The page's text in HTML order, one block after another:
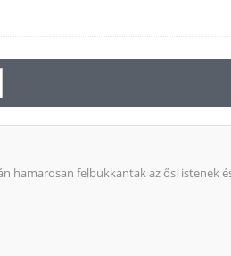
hamarosan felbukkantak az ősi istenek